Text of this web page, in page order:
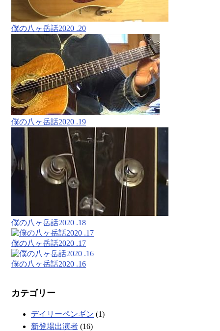
僕の八ヶ岳話2020 .20
僕の八ヶ岳話2020 .19
僕の八ヶ岳話2020 .18
僕の八ヶ岳話2020 .17
僕の八ヶ岳話2020 .16
カテゴリー
デイリーペンギン (1)
新登場出演者 (16)